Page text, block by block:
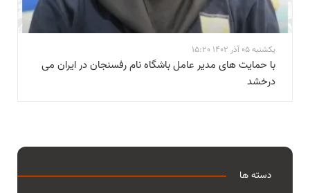
یکشنبه 05 آذر 1402 15:20
با حمایت های مدیر عامل باشگاه نام رفسنجان در ایران می
درخشد
دسته ها